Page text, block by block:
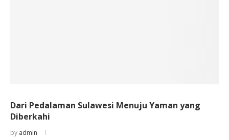
Dari Pedalaman Sulawesi Menuju Yaman yang
Diberkahi
by admin